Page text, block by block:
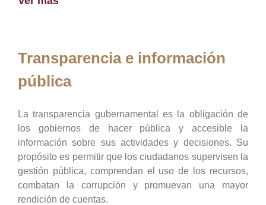
Transparencia e información
pública
La transparencia gubernamental es la obligación de
los gobiernos de hacer pública y accesible la
información sobre sus actividades y decisiones. Su
propósito es permitir que los ciudadanos supervisen la
gestión pública, comprendan el uso de los recursos,
combatan la corrupción y promuevan una mayor
rendición de cuentas.